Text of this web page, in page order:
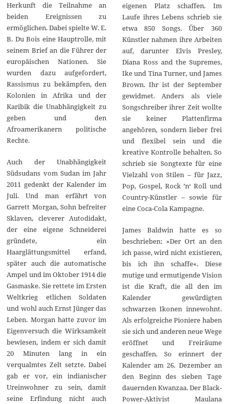
Herkunft die Teilnahme an
beiden Ereignissen zu
ermöglichen. Dabei spielte W. E.
B. Du Bois eine Hauptrolle, mit
seinem Brief an die Führer der
europäischen Nationen. Sie
wurden dazu aufgefordert,
Rassismus zu bekämpfen, den
Kolonien in Afrika und der
Karibik die Unabhängigkeit zu
geben und den
Afroamerikanern politische
Rechte.
Auch der Unabhängigkeit
Südsudans vom Sudan im Jahr
2011 gedenkt der Kalender im
Juli. Und man erfährt von
Garrett Morgan, Sohn befreiter
Sklaven, cleverer Autodidakt,
der eine eigene Schneiderei
gründete, ein
Haarglättungsmittel erfand,
später auch die automatische
Ampel und im Oktober 1914 die
Gasmaske. Sie rettete im Ersten
Weltkrieg etlichen Soldaten
und wohl auch Ernst Jünger das
Leben. Morgan hatte zuvor im
Eigenversuch die Wirksamkeit
bewiesen, indem er sich damit
20 Minuten lang in ein
verqualmtes Zelt setzte. Dabei
gab er vor, ein indianischer
Ureinwohner zu sein, damit
seine Erfindung nicht auch
eigenen Platz schaffen. Im
Laufe ihres Lebens schrieb sie
etwa 850 Songs. Über 360
Künstler nahmen ihre Arbeiten
auf, darunter Elvis Presley,
Diana Ross and the Supremes,
Ike und Tina Turner, und James
Brown. Ihr ist der September
gewidmet. Anders als viele
Songschreiber ihrer Zeit wollte
sie keiner Plattenfirma
angehören, sondern lieber frei
und flexibel sein und die
kreative Kontrolle behalten. So
schrieb sie Songtexte für eine
Vielzahl von Stilen – für Jazz,
Pop, Gospel, Rock ’n‘ Roll und
Country-Künstler – sowie für
eine Coca-Cola Kampagne.
James Baldwin hatte es so
beschrieben: »Der Ort an den
ich passe, wird nicht existieren,
bis ich ihn schaffe«. Diese
mutige und ermutigende Vision
ist die Kraft, die all den im
Kalender gewürdigten
schwarzen Ikonen innewohnt.
Als erfolgreiche Pioniere haben
sie sich und anderen neue Wege
eröffnet und Freiräume
geschaffen. So erinnert der
Kalender am 26. Dezember an
den Beginn des sieben Tage
dauernden Kwanzaa. Der Black-
Power-Aktivist Maulana